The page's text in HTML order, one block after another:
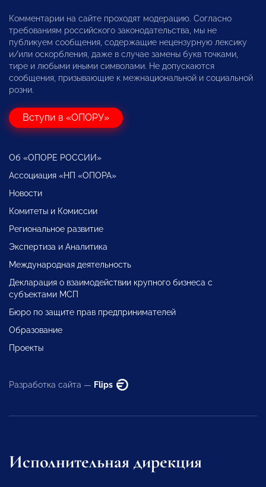
Комментарии на сайте проходят модерацию. Согласно
требованиям российского законодательства, мы не
публикуем сообщения, содержащие нецензурную лексику
и/или оскорбления, даже в случае замены букв точками,
тире и любыми иными символами. Не допускаются
сообщения, призывающие к межнациональной и социальной
розни.
Вступи в «ОПОРУ»
Об «ОПОРЕ РОССИИ»
Ассоциация «НП «ОПОРА»
Новости
Комитеты и Комиссии
Региональное развитие
Экспертиза и Аналитика
Международная деятельность
Декларация о взаимодействии крупного бизнеса с
субъектами МСП
Бюро по защите прав предпринимателей
Образование
Проекты
Разработка сайта — Flips
Исполнительная дирекция